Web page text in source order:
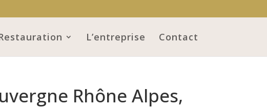
L’entreprise Contact
Rhône Alpes,